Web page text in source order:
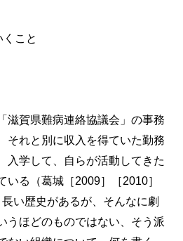
こと
滋賀県難病連絡協議会」の事務
それと別に収入を得ていた勤務
入学して、自らが活動してきた
いる（葛城［2009］［2010］
長い歴史があるが、そんなに劇
うほどのものではない、そう派